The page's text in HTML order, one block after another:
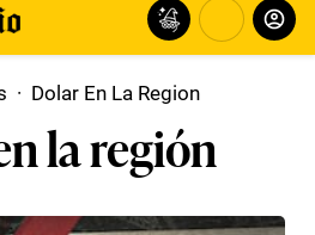
· Dolar En La Region
la región